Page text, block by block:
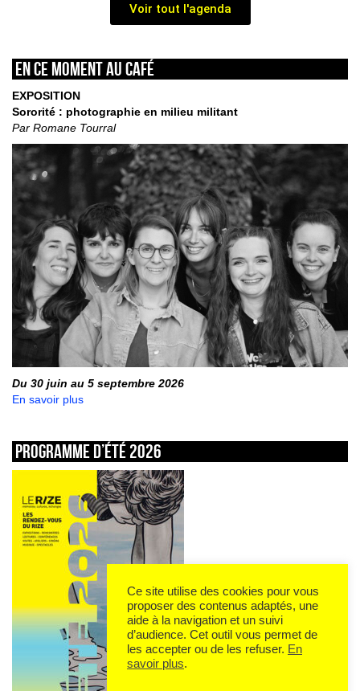
Voir tout l'agenda
En ce moment au café
EXPOSITION
Sororité : photographie en milieu militant
Par Romane Tourral
Du 30 juin au 5 septembre 2026
En savoir plus
Programme d’été 2026
Ce site utilise des cookies pour vous
proposer des contenus adaptés, une
aide à la navigation et un suivi
d’audience. Cet outil vous permet de
les accepter ou de les refuser. En
savoir plus.